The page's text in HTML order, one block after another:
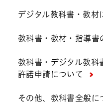
デジタル教科書・教材
教科書・教材・指導書
教科書・デジタル教科
許諾申請について
その他、教科書全般に